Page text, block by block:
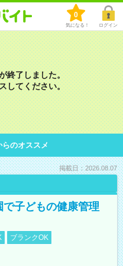
0
気になる！ ログイン
終了しました。
してください。
のオススメ
掲載日：2026.08.07
で子どもの健康管理
ブランクOK